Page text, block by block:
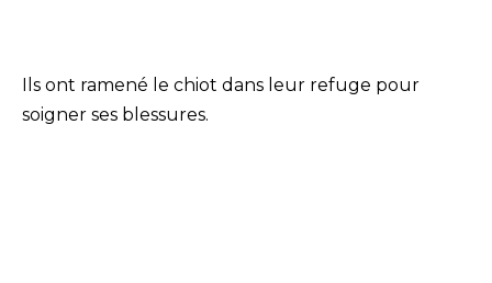
Ils ont ramené le chiot dans leur refuge pour
soigner ses blessures.